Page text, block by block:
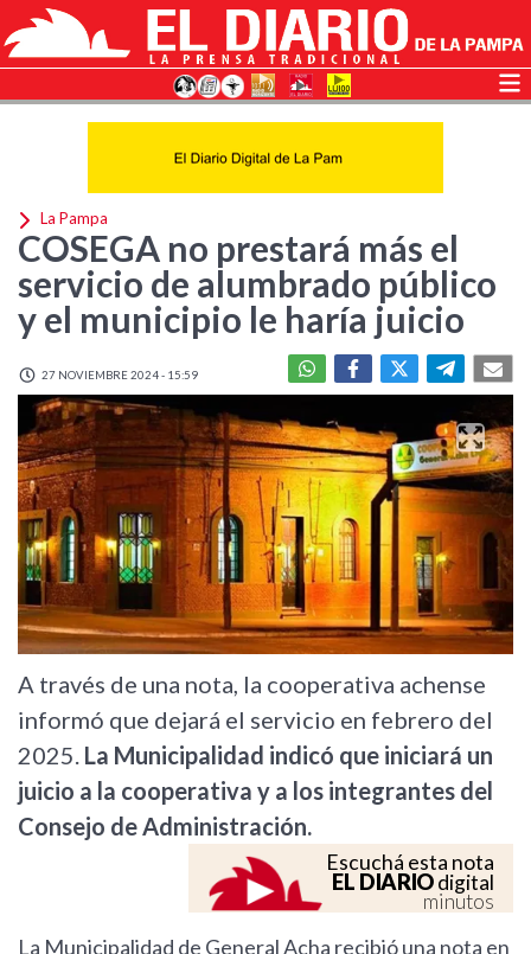
La Pampa
COSEGA no prestará más el
servicio de alumbrado público
y el municipio le haría juicio
27 NOVIEMBRE 2024 - 15:59
A través de una nota, la cooperativa achense
informó que dejará el servicio en febrero del
2025. La Municipalidad indicó que iniciará un
juicio a la cooperativa y a los integrantes del
Consejo de Administración.
Escuchá esta nota
EL DIARIOdigital
minutos
La Municipalidad de General Acha recibió una nota en